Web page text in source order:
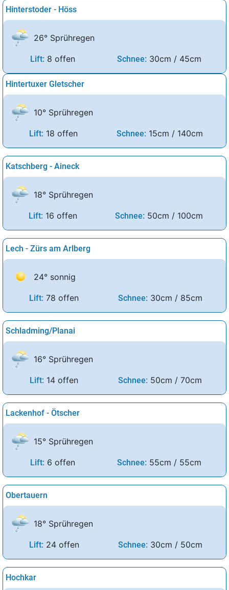
Hinterstoder - Höss
26° Sprühregen
Lift: 8 offen Schnee: 30cm / 45cm
Hintertuxer Gletscher
10° Sprühregen
Lift: 18 offen Schnee: 15cm / 140cm
Katschberg - Aineck
18° Sprühregen
Lift: 16 offen Schnee: 50cm / 100cm
Lech - Zürs am Arlberg
24° sonnig
Lift: 78 offen Schnee: 30cm / 85cm
Schladming/Planai
16° Sprühregen
Lift: 14 offen Schnee: 50cm / 70cm
Lackenhof - Ötscher
15° Sprühregen
Lift: 6 offen Schnee: 55cm / 55cm
Obertauern
18° Sprühregen
Lift: 24 offen Schnee: 30cm / 50cm
Hochkar